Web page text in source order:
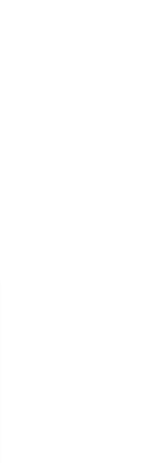
socializovat štěně,
vyrostl sebevědomý
pes→